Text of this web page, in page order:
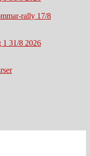
rally 17/8
1 31/8 2026